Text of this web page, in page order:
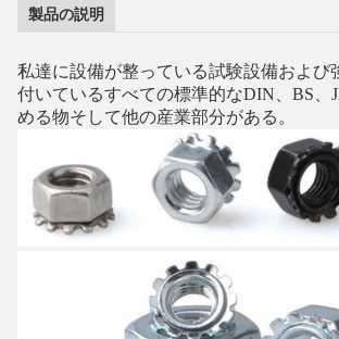
製品の説明
私達に設備が整っている試験設備および
付いているすべての標準的なDIN、BS、
める物そして他の産業部分がある 。